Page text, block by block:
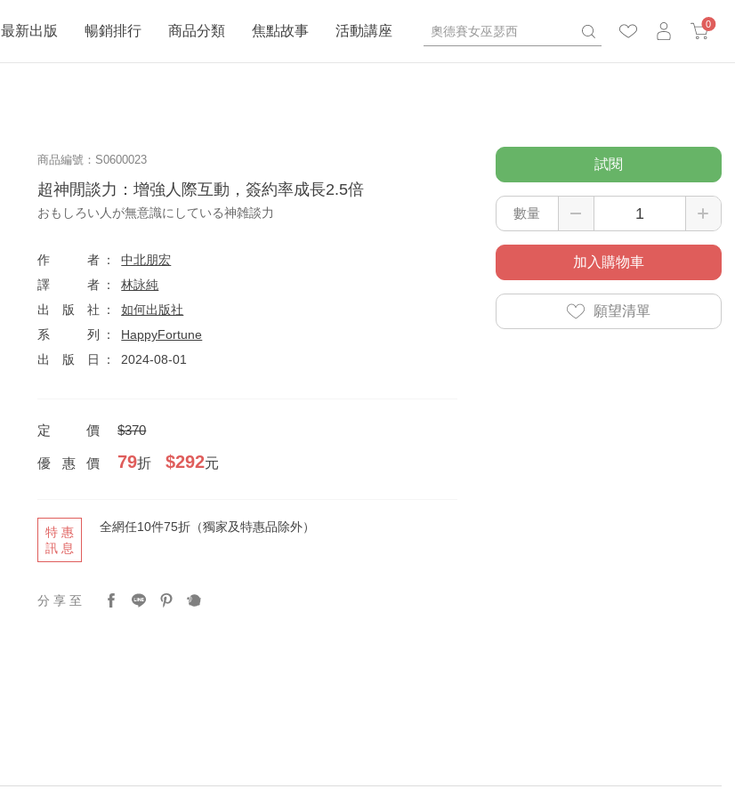
0
最新出版 暢銷排行 商品分類 焦點故事 活動講座
商品編號：S0600023
超神閒談力：增強人際互動，簽約率成長2.5倍
おもしろい人が無意識にしている神雑談力
作者
中北朋宏
譯者
林詠純
出版社
如何出版社
系列
HappyFortune
出版日
2024-08-01
定價 $370
優惠價 79折$292元
特惠
訊息
全網任10件75折（獨家及特惠品除外）
分享至
試閱
數量
加入購物車
願望清單